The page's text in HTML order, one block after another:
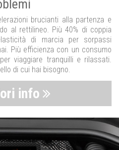
brucianti alla partenza e
al rettilineo. Più 40% di coppia
di marcia per sorpassi
Più efficienza con un consumo
viaggiare tranquilli e rilassati.
di cui hai bisogno.
info